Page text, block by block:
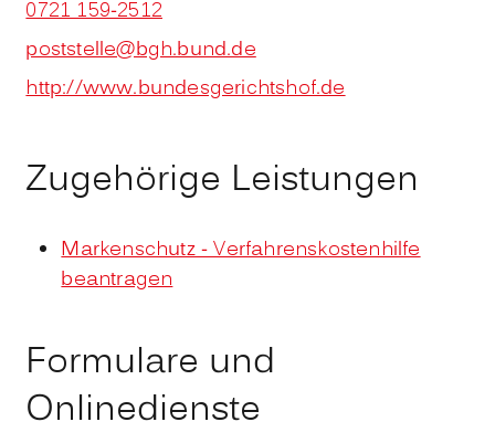
0721 159-2512
poststelle@bgh.bund.de
http://www.bundesgerichtshof.de
Zugehörige Leistungen
Markenschutz - Verfahrenskostenhilfe
beantragen
Formulare und
Onlinedienste